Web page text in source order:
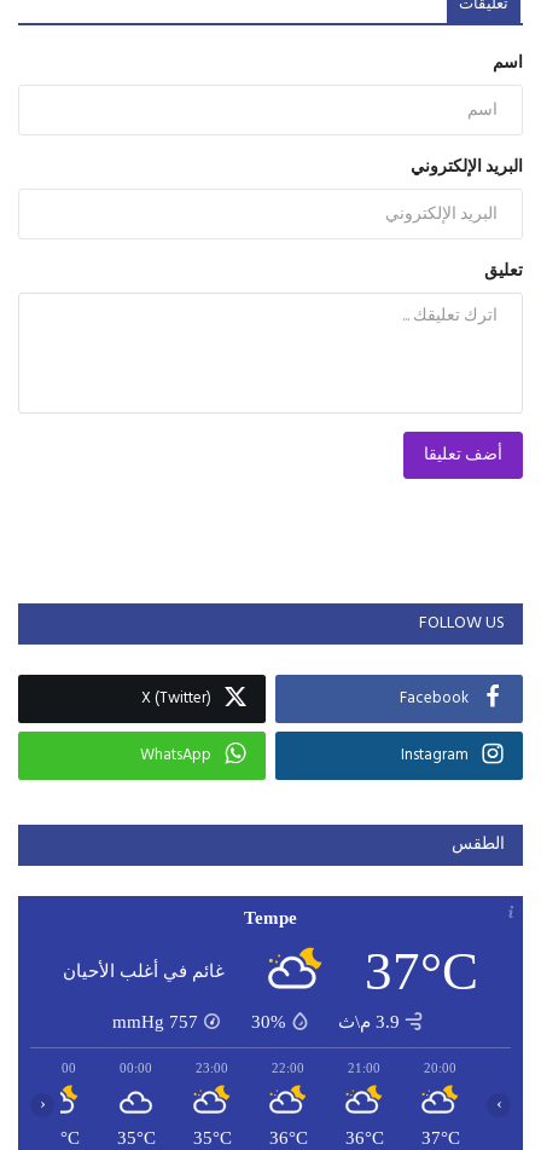
اسم
البريد الإلكتروني
تعليق
أضف تعليقا
FOLLOW US
Facebook
X (Twitter)
Instagram
WhatsApp
الطقس
Tempe
37°C غائم في أغلب الأحيان
3.9 م\ث 30%
757
mmHg
20:00
37°C
21:00
36°C
22:00
36°C
23:00
35°C
00:00
35°C
01:00
34°C
‹ ›